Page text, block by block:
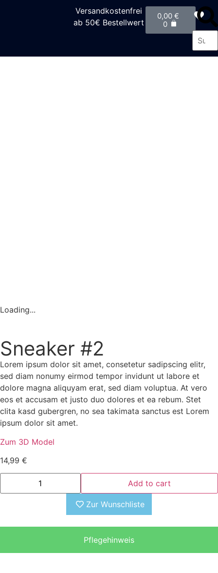
Versandkostenfrei
ab 50€ Bestellwert
0,00 €
0
Loading...
Sneaker #2
Lorem ipsum dolor sit amet, consetetur sadipscing elitr,
sed diam nonumy eirmod tempor invidunt ut labore et
dolore magna aliquyam erat, sed diam voluptua. At vero
eos et accusam et justo duo dolores et ea rebum. Stet
clita kasd gubergren, no sea takimata sanctus est Lorem
ipsum dolor sit amet.
Zum 3D Model
14,99 €
Add to cart
Zur Wunschliste
Pflegehinweis